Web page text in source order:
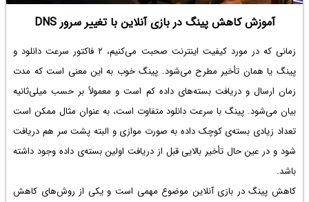
آموزش کاهش پینگ در بازی آنلاین با تغییر سرور DNS
زمانی که در مورد کیفیت اینترنت صحبت می‌کنیم، ۲ فاکتور سرعت دانلود و
پینگ یا همان تأخیر مطرح می‌شود. پینگ خوب به این معنی است که مدت
زمان ارسال و دریافت بسته‌های داده کم است و معمولاً بر حسب میلی‌ثانیه
بیان می‌شود. پینگ با سرعت دانلود متفاوت است، به عنوان مثال ممکن است
تعداد زیادی بسته‌ی کوچک داده به صورت موازی و البته پشت سر هم دریافت
شود و در عین حال تأخیر بالایی قبل از دریافت اولین بسته‌ی داده وجود داشته
باشد.
کاهش پینگ در بازی آنلاین موضوع مهمی است و یکی از روش‌های کاهش